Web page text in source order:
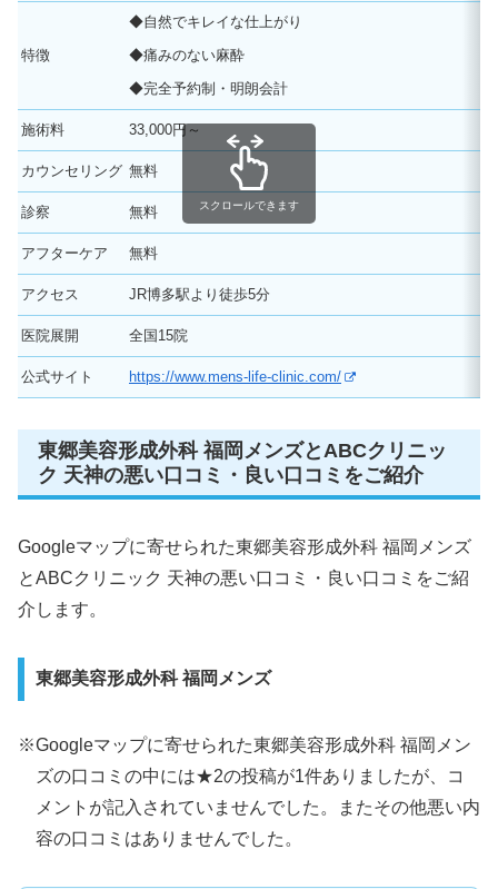
特徴
◆自然でキレイな仕上がり
◆痛みのない麻酔
◆完全予約制・明朗会計
施術料 33,000円～
カウンセリング 無料
診察 無料
アフターケア 無料
アクセス JR博多駅より徒歩5分
医院展開 全国15院
公式サイト https://www.mens-life-clinic.com/
スクロールできます
東郷美容形成外科 福岡メンズとABCクリニッ
ク 天神の悪い口コミ・良い口コミをご紹介
Googleマップに寄せられた東郷美容形成外科 福岡メンズ
とABCクリニック 天神の悪い口コミ・良い口コミをご紹
介します。
東郷美容形成外科 福岡メンズ
※Googleマップに寄せられた東郷美容形成外科 福岡メン
ズの口コミの中には★2の投稿が1件ありましたが、コ
メントが記入されていませんでした。またその他悪い内
容の口コミはありませんでした。